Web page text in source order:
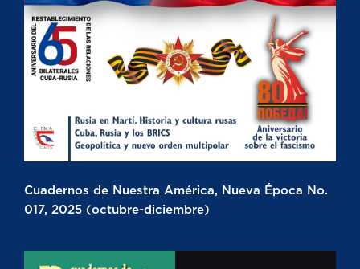
Cuadernos de Nuestra América, Nueva Época No.
017, 2025 (octubre-diciembre)